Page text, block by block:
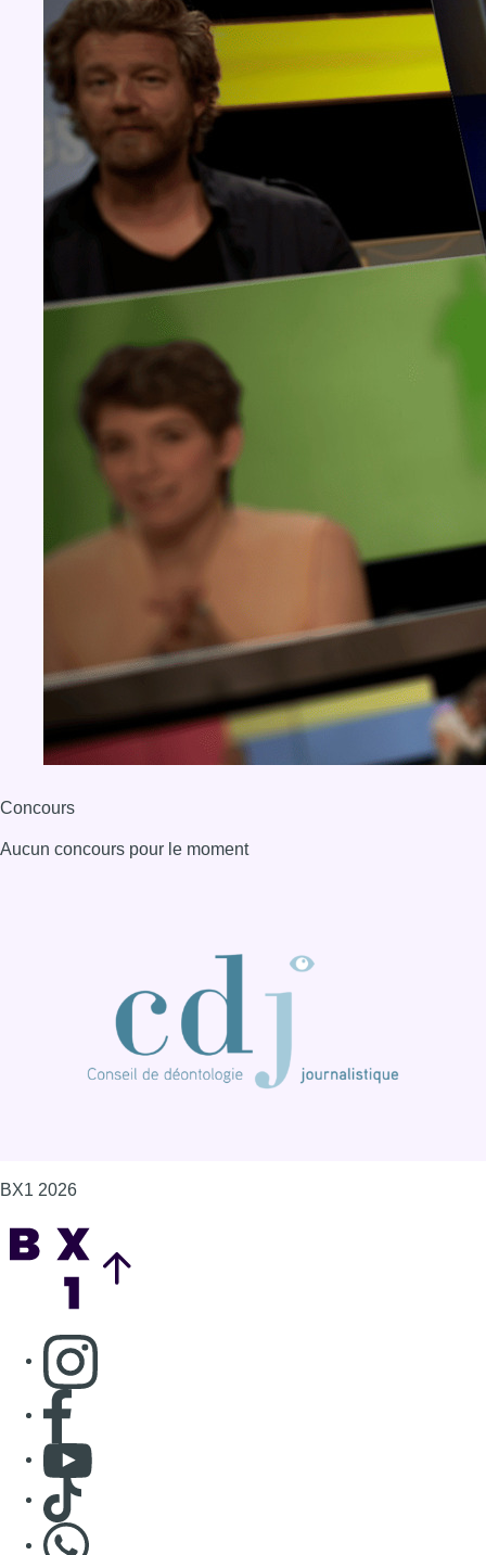
Concours
Aucun concours pour le moment
BX1 2026
Consulter page Instagram
Consulter page Facebook
Consulter Youtube
Consulter TikTok